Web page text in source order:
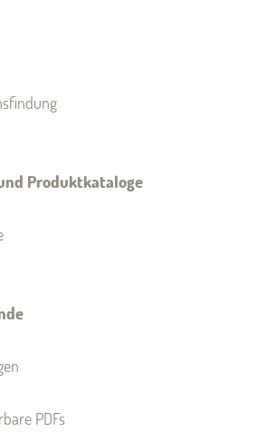
Produktkataloge
PDFs